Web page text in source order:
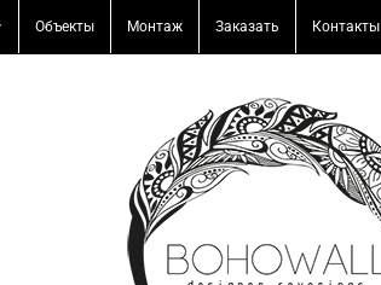
Объекты Монтаж Заказать Контакты